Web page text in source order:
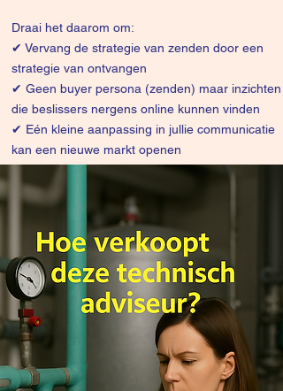
Draai het daarom om:
✔ Vervang de strategie van zenden door een
strategie van ontvangen
✔ Geen buyer persona (zenden) maar inzichten
die beslissers nergens online kunnen vinden
✔ Eén kleine aanpassing in jullie communicatie
kan een nieuwe markt openen